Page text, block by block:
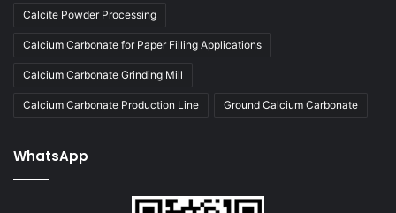
Calcite Powder Processing
Calcium Carbonate for Paper Filling Applications
Calcium Carbonate Grinding Mill
Calcium Carbonate Production Line Ground Calcium Carbonate
WhatsApp